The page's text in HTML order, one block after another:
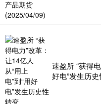
速盈所 “获得
好电”发生历